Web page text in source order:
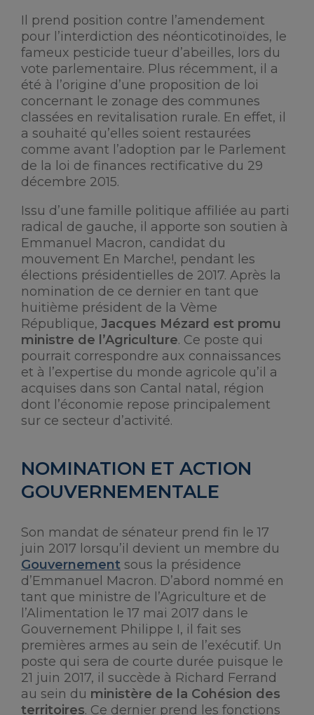
Il prend position contre l’amendement
pour l’interdiction des néonticotinoïdes, le
fameux pesticide tueur d’abeilles, lors du
vote parlementaire. Plus récemment, il a
été à l’origine d’une proposition de loi
concernant le zonage des communes
classées en revitalisation rurale. En effet, il
a souhaité qu’elles soient restaurées
comme avant l’adoption par le Parlement
de la loi de finances rectificative du 29
décembre 2015.
Issu d’une famille politique affiliée au parti
radical de gauche, il apporte son soutien à
Emmanuel Macron, candidat du
mouvement En Marche!, pendant les
élections présidentielles de 2017. Après la
nomination de ce dernier en tant que
huitième président de la Vème
République, Jacques Mézard est promu
ministre de l’Agriculture. Ce poste qui
pourrait correspondre aux connaissances
et à l’expertise du monde agricole qu’il a
acquises dans son Cantal natal, région
dont l’économie repose principalement
sur ce secteur d’activité.
NOMINATION ET ACTION
GOUVERNEMENTALE
Son mandat de sénateur prend fin le 17
juin 2017 lorsqu’il devient un membre du
Gouvernement sous la présidence
d’Emmanuel Macron. D’abord nommé en
tant que ministre de l’Agriculture et de
l’Alimentation le 17 mai 2017 dans le
Gouvernement Philippe I, il fait ses
premières armes au sein de l’exécutif. Un
poste qui sera de courte durée puisque le
21 juin 2017, il succède à Richard Ferrand
au sein du ministère de la Cohésion des
territoires. Ce dernier prend les fonctions